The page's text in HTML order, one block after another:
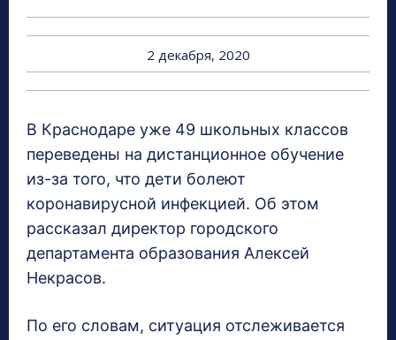
2 декабря, 2020
В Краснодаре уже 49 школьных классов
переведены на дистанционное обучение
из-за того, что дети болеют
коронавирусной инфекцией. Об этом
рассказал директор городского
департамента образования Алексей
Некрасов.
По его словам, ситуация отслеживается